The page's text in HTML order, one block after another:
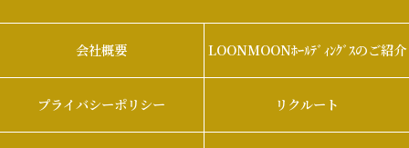
会社概要 LOONMOONﾎｰﾙﾃﾞｨﾝｸﾞｽのご紹介
プライバシーポリシー リクルート